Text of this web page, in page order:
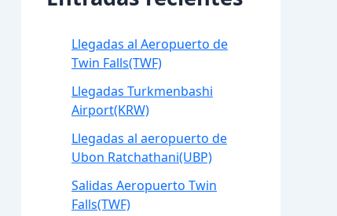
Llegadas al Aeropuerto de
Twin Falls(TWF)
Llegadas Turkmenbashi
Airport(KRW)
Llegadas al aeropuerto de
Ubon Ratchathani(UBP)
Salidas Aeropuerto Twin
Falls(TWF)